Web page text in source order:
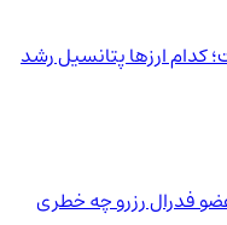
کدام ارزها پتانسیل رشد
فدرال رزرو چه خطری